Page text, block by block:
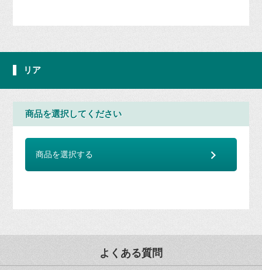
リア
商品を選択してください
商品を選択する
よくある質問